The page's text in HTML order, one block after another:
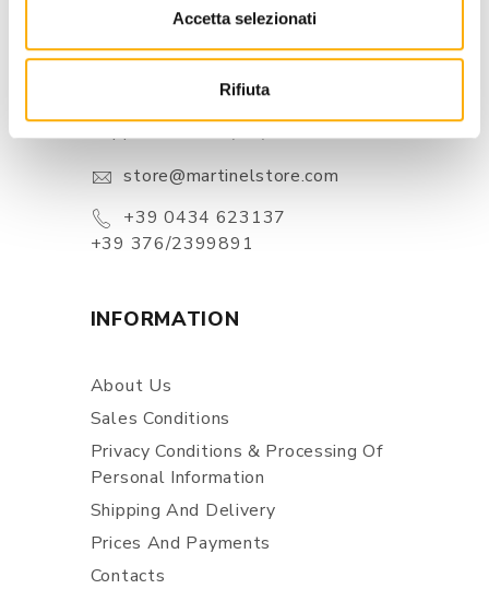
Accetta selezionati
Rifiuta
CONTACTS
store@martinelstore.com
+39 0434 623137
+39 376/2399891
INFORMATION
About Us
Sales Conditions
Privacy Conditions & Processing Of
Personal Information
Shipping And Delivery
Prices And Payments
Contacts